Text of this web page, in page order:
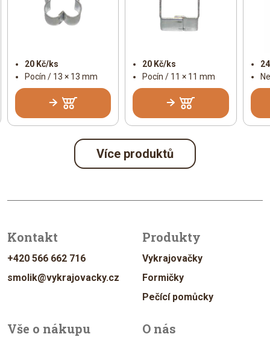
20 Kč/ks
Pocín / 13 × 13 mm
20 Kč/ks
Pocín / 11 × 11 mm
Více produktů
Kontakt
+420 566 662 716
smolik@vykrajovacky.cz
Produkty
Vykrajovačky
Formičky
Pečící pomůcky
Vše o nákupu O nás